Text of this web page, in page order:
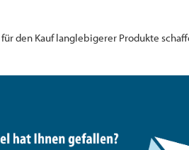
den Kauf langlebigerer Produkte